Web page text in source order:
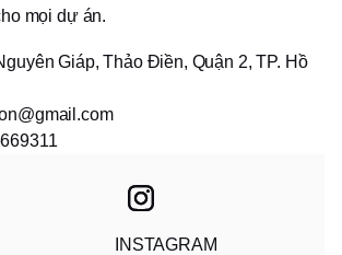
mọi dự án.
Giáp, Thảo Điền, Quận 2, TP. Hồ
INSTAGRAM